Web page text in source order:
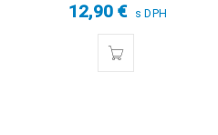
12,90€ s DPH